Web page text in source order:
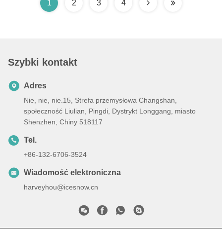
1 2 3 4
Szybki kontakt
Adres
Nie, nie, nie.15, Strefa przemysłowa Changshan,
społeczność Liulian, Pingdi, Dystrykt Longgang, miasto
Shenzhen, Chiny 518117
Tel.
+86-132-6706-3524
Wiadomość elektroniczna
harveyhou@icesnow.cn